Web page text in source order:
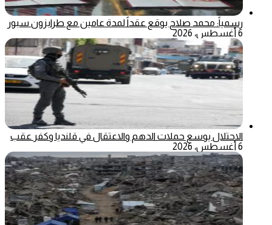
رسمياً: محمد صلاح يوقع عقداً لمدة عامين مع طرابزون سبور
6 أغسطس، 2026
الاحتلال يوسع حملات الدهم والاعتقال في قلنديا وكفر عقب
6 أغسطس، 2026